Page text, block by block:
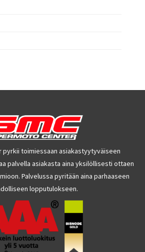
pyrkii toimiessaan asiakastyytyväiseen
palvella asiakasta aina yksilöllisesti ottaen
Palvelussa pyritään aina parhaaseen
lopputulokseen.